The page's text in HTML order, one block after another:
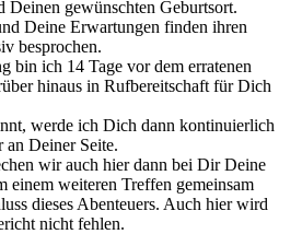
Deinen gewünschten Geburtsort.
Deine Erwartungen finden ihren
besprochen.
bin ich 14 Tage vor dem erratenen
hinaus in Rufbereitschaft für Dich
werde ich Dich dann kontinuierlich
an Deiner Seite.
wir auch hier dann bei Dir Deine
einem weiteren Treffen gemeinsam
dieses Abenteuers. Auch hier wird
nicht fehlen.